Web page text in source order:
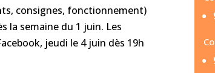
consignes, fonctionnement)
la semaine du 1 juin. Les
jeudi le 4 juin dès 19h